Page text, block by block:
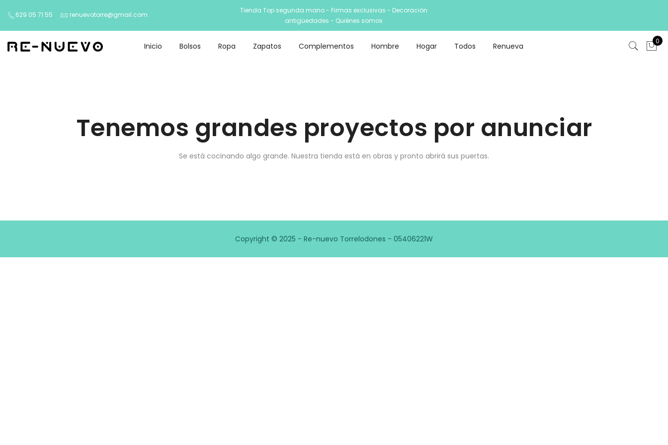
629 05 71 55 renuevotorre@gmail.com
Tienda Top segunda mano - Firmas exclusivas - Decoración
antigüedades - Quiénes somos
Inicio Bolsos Ropa Zapatos Complementos Hombre Hogar Todos Renueva
0
Tenemos grandes proyectos por anunciar
Se está cocinando algo grande. Nuestra tienda está en obras y pronto abrirá sus puertas.
Copyright © 2025 - Re-nuevo Torrelodones - 05406221W